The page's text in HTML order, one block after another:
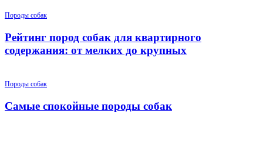
Породы собак
Рейтинг пород собак для квартирного
содержания: от мелких до крупных
Породы собак
Самые спокойные породы собак